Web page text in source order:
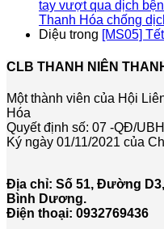
tay vượt qua dịch
Thanh Hóa chống
Diệu trong [MS05]
CLB THANH NIÊN
Một thành viên của Hội
Hóa
Quyết định số: 07 -QĐ/UBH
Ký ngày 01/11/2021 của
Địa chỉ: Số 51, Đường
Bình Dương.
Điện thoại: 0932769436